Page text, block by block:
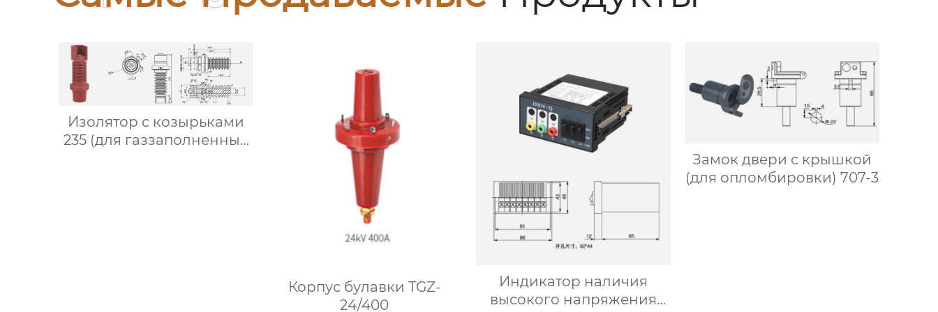
Изолятор с козырьками
235 (для газзаполненных
Корпус булавки TGZ-
24/400
Индикатор наличия
высокого напряжения
Замок двери с крышкой
(для опломбировки) 707-3